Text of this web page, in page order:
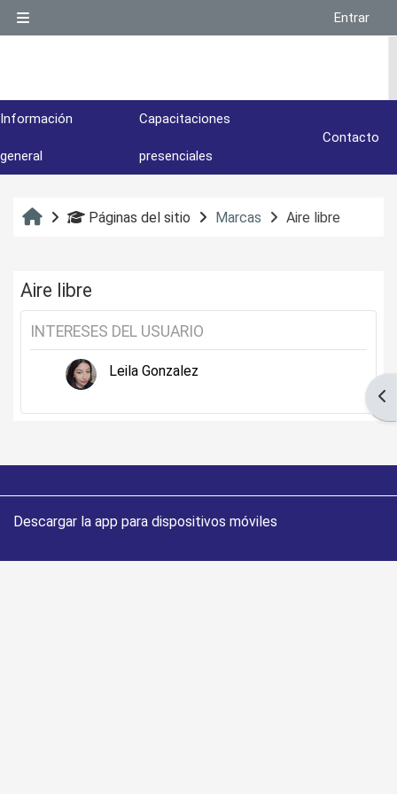
Entrar
Información
general
Capacitaciones
presenciales
Contacto
InicioPáginas del sitio Marcas Aire libre
Aire libre
INTERESES DEL USUARIO
Leila Gonzalez
Descargar la app para dispositivos móviles